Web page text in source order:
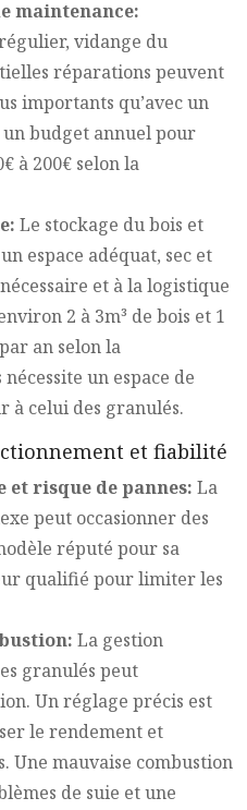
maintenance:
vidange du
réparations peuvent
importants qu’avec un
budget annuel pour
à 200€ selon la
Le stockage du bois et
espace adéquat, sec et
nécessaire et à la logistique
2 à 3m³ de bois et 1
an selon la
un espace de
à celui des granulés.
et fiabilité
et risque de pannes: La
peut occasionner des
réputé pour sa
qualifié pour limiter les
La gestion
granulés peut
Un réglage précis est
le rendement et
Une mauvaise combustion
de suie et une